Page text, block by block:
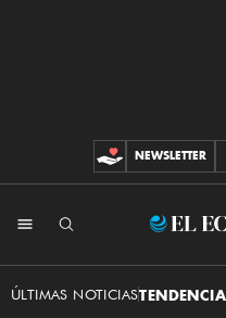
CONTRIBUCIONES
NEWSLETTER
ÚLTIMAS NOTICIAS